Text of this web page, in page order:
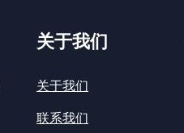
关于我们
关于我们
联系我们